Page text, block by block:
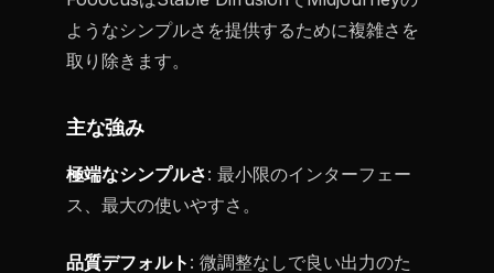
ようなシンプルさを提供するために複雑さを
取り除きます。
主な強み
極端なシンプルさ: 最小限のインターフェー
ス、最大の使いやすさ。
品質デフォルト : 微調整なしで良い出力のた